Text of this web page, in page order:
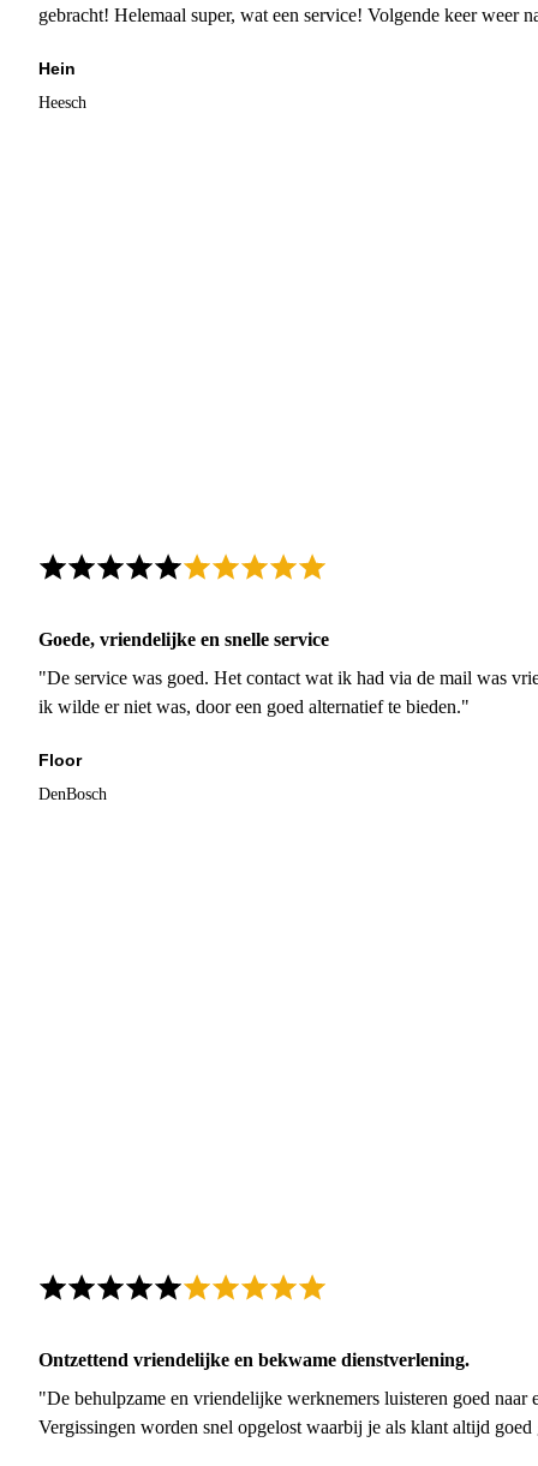
gebracht! Helemaal super, wat een service! Volgende keer weer
Hein
Heesch
Goede, vriendelijke en snelle service
"De service was goed. Het contact wat ik had via de mail was
ik wilde er niet was, door een goed alternatief te bieden."
Floor
DenBosch
Ontzettend vriendelijke en bekwame dienstverlening.
"De behulpzame en vriendelijke werknemers luisteren goed naar
Vergissingen worden snel opgelost waarbij je als klant altijd